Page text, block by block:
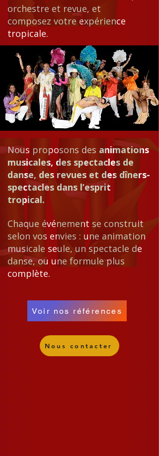
Voir nos références
orchestre et revue, et
composez votre expérience
tropicale.
Nous contacter
Nous proposons des animations
musicales, des spectacles de
danse, des revues et des dîners-
spectacles dans l’esprit
tropical.
Chaque événement se construit
selon vos envies : une animation
musicale seule, un spectacle de
danse, ou une formule plus
complète.